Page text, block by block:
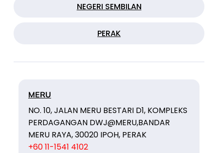
NEGERI SEMBILAN
PERAK
MERU
NO. 10, JALAN MERU BESTARI D1, KOMPLEKS
PERDAGANGAN DWJ@MERU,BANDAR
MERU RAYA, 30020 IPOH, PERAK
+60 11-1541 4102